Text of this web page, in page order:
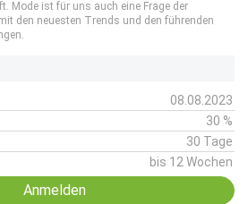
Mode ist für uns auch eine Frage der
den neuesten Trends und den führenden
08.08.2023
30 %
30 Tage
bis 12 Wochen
Anmelden